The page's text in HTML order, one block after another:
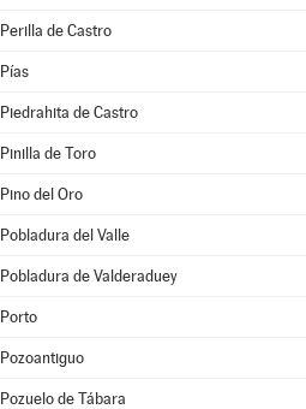
Perilla de Castro
Pías
Piedrahita de Castro
Pinilla de Toro
Pino del Oro
Pobladura del Valle
Pobladura de Valderaduey
Porto
Pozoantiguo
Pozuelo de Tábara